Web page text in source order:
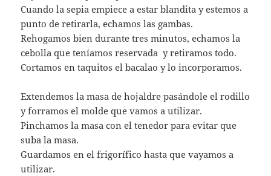
Cuando la sepia empiece a estar blandita y estemos a
punto de retirarla, echamos las gambas.
Rehogamos bien durante tres minutos, echamos la
cebolla que teníamos reservada y retiramos todo.
Cortamos en taquitos el bacalao y lo incorporamos.
Extendemos la masa de hojaldre pasándole el rodillo
y forramos el molde que vamos a utilizar.
Pinchamos la masa con el tenedor para evitar que
suba la masa.
Guardamos en el frigorífico hasta que vayamos a
utilizar.